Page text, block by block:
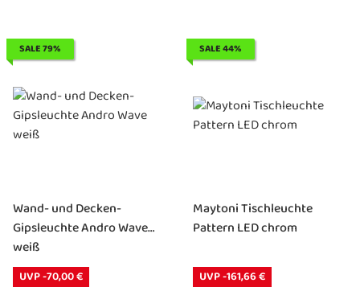
SALE 79%
Wand- und Decken-
Gipsleuchte Andro Wave
weiß
UVP -70,00 €
SALE 44%
Maytoni Tischleuchte
Pattern LED chrom
UVP -161,66 €